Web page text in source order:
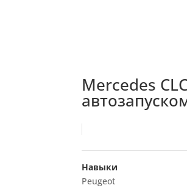
Mercedes
Навыки
Peugeot